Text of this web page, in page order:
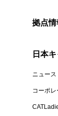
拠点情
日本
ニュース
コーポ